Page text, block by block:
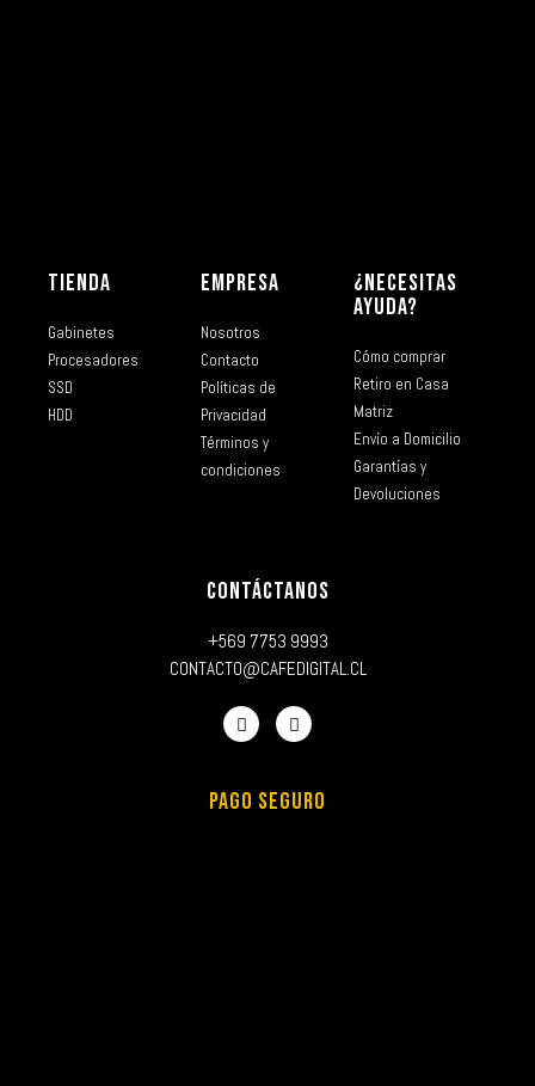
TIENDA
Gabinetes
Procesadores
SSD
HDD
EMPRESA
Nosotros
Contacto
Políticas de
Privacidad
Términos y
condiciones
¿NECESITAS
AYUDA?
Cómo comprar
Retiro en Casa
Matriz
Envío a Domicilio
Garantías y
Devoluciones
CONTÁCTANOS
+569 7753 9993
CONTACTO@CAFEDIGITAL.CL
PAGO SEGURO